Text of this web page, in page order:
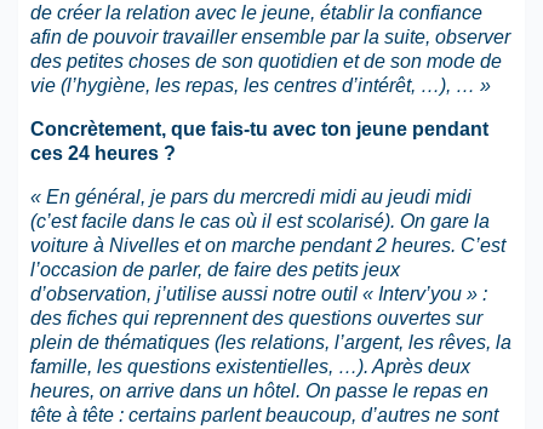
de créer la relation avec le jeune, établir la confiance
afin de pouvoir travailler ensemble par la suite, observer
des petites choses de son quotidien et de son mode de
vie (l’hygiène, les repas, les centres d’intérêt, …), … »
Concrètement, que fais-tu avec ton jeune pendant
ces 24 heures ?
« En général, je pars du mercredi midi au jeudi midi
(c’est facile dans le cas où il est scolarisé). On gare la
voiture à Nivelles et on marche pendant 2 heures. C’est
l’occasion de parler, de faire des petits jeux
d’observation, j’utilise aussi notre outil « Interv’you » :
des fiches qui reprennent des questions ouvertes sur
plein de thématiques (les relations, l’argent, les rêves, la
famille, les questions existentielles, …). Après deux
heures, on arrive dans un hôtel. On passe le repas en
tête à tête : certains parlent beaucoup, d’autres ne sont